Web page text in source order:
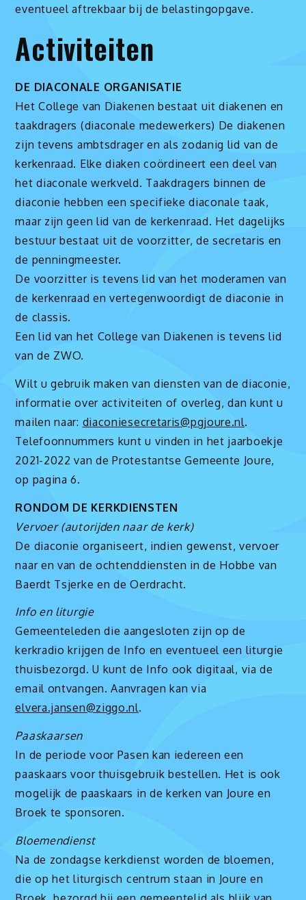
eventueel aftrekbaar bij de belastingopgave.
Activiteiten
DE DIACONALE ORGANISATIE
Het College van Diakenen bestaat uit diakenen en
taakdragers (diaconale medewerkers) De diakenen
zijn tevens ambtsdrager en als zodanig lid van de
kerkenraad. Elke diaken coördineert een deel van
het diaconale werkveld. Taakdragers binnen de
diaconie hebben een specifieke diaconale taak,
maar zijn geen lid van de kerkenraad. Het dagelijks
bestuur bestaat uit de voorzitter, de secretaris en
de penningmeester.
De voorzitter is tevens lid van het moderamen van
de kerkenraad en vertegenwoordigt de diaconie in
de classis.
Een lid van het College van Diakenen is tevens lid
van de ZWO.
Wilt u gebruik maken van diensten van de diaconie,
informatie over activiteiten of overleg, dan kunt u
mailen naar: diaconiesecretaris@pgjoure.nl.
Telefoonnummers kunt u vinden in het jaarboekje
2021-2022 van de Protestantse Gemeente Joure,
op pagina 6.
RONDOM DE KERKDIENSTEN
Vervoer (autorijden naar de kerk)
De diaconie organiseert, indien gewenst, vervoer
naar en van de ochtenddiensten in de Hobbe van
Baerdt Tsjerke en de Oerdracht.
Info en liturgie
Gemeenteleden die aangesloten zijn op de
kerkradio krijgen de Info en eventueel een liturgie
thuisbezorgd. U kunt de Info ook digitaal, via de
email ontvangen. Aanvragen kan via
elvera.jansen@ziggo.nl.
Paaskaarsen
In de periode voor Pasen kan iedereen een
paaskaars voor thuisgebruik bestellen. Het is ook
mogelijk de paaskaars in de kerken van Joure en
Broek te sponsoren.
Bloemendienst
Na de zondagse kerkdienst worden de bloemen,
die op het liturgisch centrum staan in Joure en